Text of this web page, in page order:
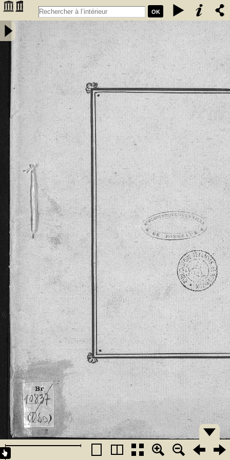
OK
Extrait des coutumes données aux habitants de la chastellenie de
Fumel par les seigneurs de Fumel. Les coustumes, en langage
gascon sont de l'an 1265 et l'Extrait de l'an 1297 -